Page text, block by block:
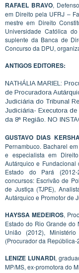
RAFAEL BRAVO,
em Direito pela UFRJ –
mestre em Direito
Universidade Católica
suplente da Banca de
Concurso da DPU,
ANTIGOS EDITORES:
NATHÁLIA MARIEL:
de Procuradora
Judiciária do Tribunal
Judiciária- Executora
da 8ª Região. NO
GUSTAVO DIAS
Pernambuco. Bacharel
e especialista em
Autárquico e Fundacional
Estado do Pará
concursos: Escrivão de
de Justiça (TJPE),
Autárquico e Promotor de
HAYSSA MEDEIROS,
Estado do Rio Grande do
União (2012),
(Procurador da
LENIZE LUNARDI,
MP/MS, ex-promotora do